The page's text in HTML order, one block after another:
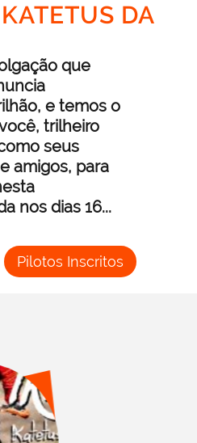
DA
que
e temos o
trilheiro
seus
amigos, para
nos dias 16...
Pilotos Inscritos